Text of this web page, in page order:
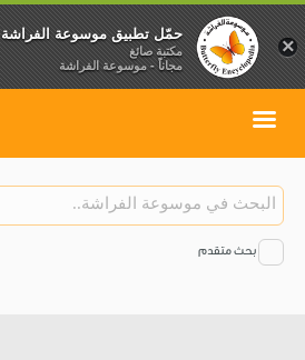
بحث متقدم
×
حمّل تطبيق موسوعة الفراشة
مكتبة صائغ
مجاناً - موسوعة الفراشة